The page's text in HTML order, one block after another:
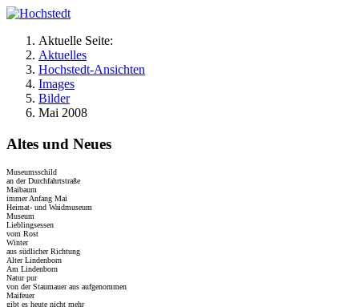
Aktuelle Seite:
Aktuelles
Hochstedt-Ansichten
Images
Bilder
Mai 2008
Altes und Neues
Museumsschild
an der Durchfahrtstraße
Maibaum
immer Anfang Mai
Heimat- und Waidmuseum
Museum
Lieblingsessen
vom Rost
Winter
aus südlicher Richtung
Alter Lindenborn
Am Lindenborn
Natur pur
von der Staumauer aus aufgenommen
Maifeuer
gibt es heute nicht mehr